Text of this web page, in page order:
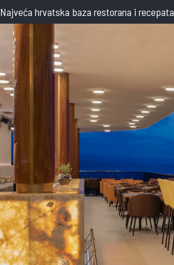
Najveća hrvatska baza restorana i recepata